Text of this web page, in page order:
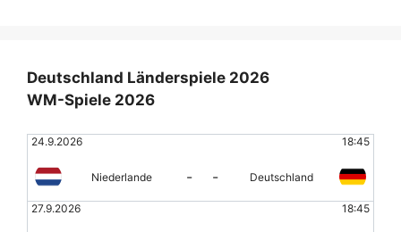
Deutschland Länderspiele 2026
WM-Spiele 2026
24.9.2026 18:45
Niederlande - - Deutschland
27.9.2026 18:45